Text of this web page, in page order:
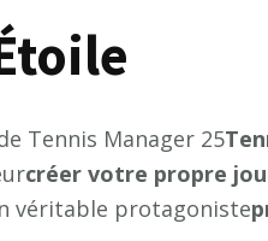
Tennis Manager 25Ten
créer votre propre jou
véritable protagonistep